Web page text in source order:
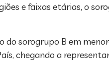
e faixas etárias, o
sorogrupo B em
chegando a